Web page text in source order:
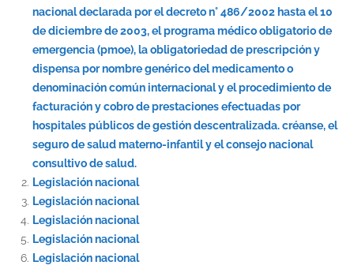
nacional declarada por el decreto n° 486/2002 hasta el 10
de diciembre de 2003, el programa médico obligatorio de
emergencia (pmoe), la obligatoriedad de prescripción y
dispensa por nombre genérico del medicamento o
denominación común internacional y el procedimiento de
facturación y cobro de prestaciones efectuadas por
hospitales públicos de gestión descentralizada. créanse, el
seguro de salud materno-infantil y el consejo nacional
consultivo de salud.
Legislación nacional
Legislación nacional
Legislación nacional
Legislación nacional
Legislación nacional